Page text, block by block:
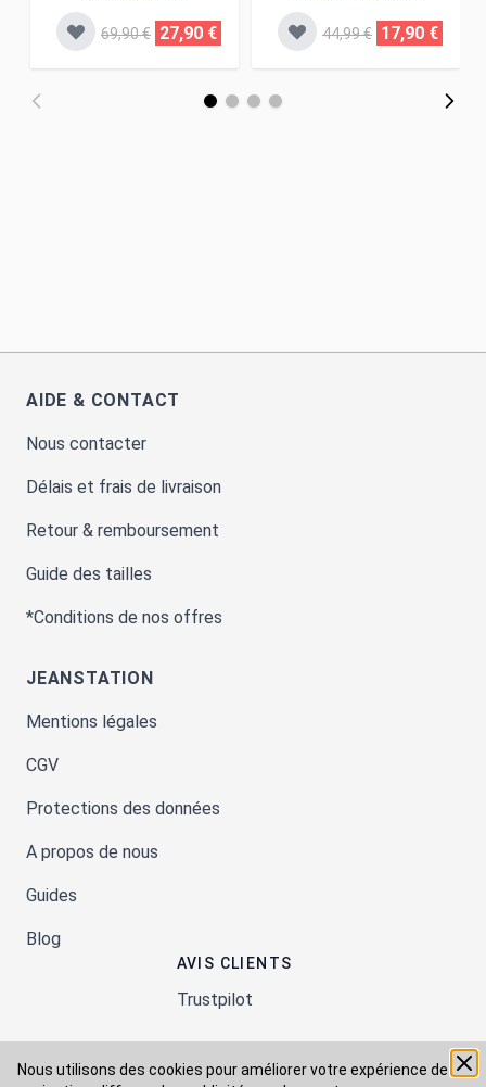
Nous utilisons des cookies pour améliorer votre expérience de
69,90 € 27,90 € 44,99 € 17,90 €
AIDE & CONTACT
Nous contacter
Délais et frais de livraison
Retour & remboursement
Guide des tailles
*Conditions de nos offres
JEANSTATION
Mentions légales
CGV
Protections des données
A propos de nous
Guides
Blog
AVIS CLIENTS
Trustpilot